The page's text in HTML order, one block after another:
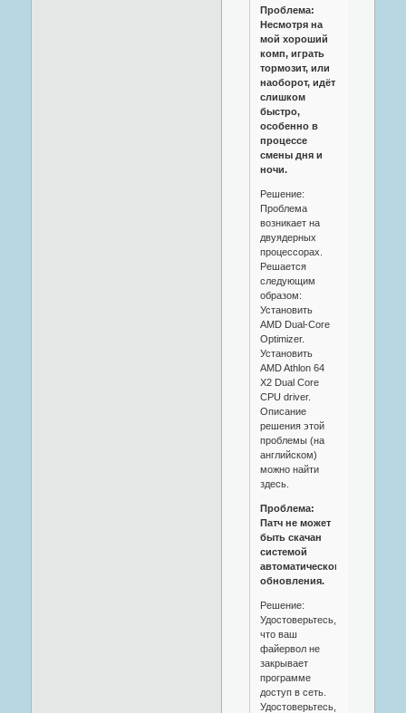
Проблема:
Несмотря на
мой хороший
комп, играть
тормозит, или
наоборот, идёт
слишком
быстро,
особенно в
процессе
смены дня и
ночи.
Решение:
Проблема
возникает на
двуядерных
процессорах.
Решается
следующим
образом:
Установить
AMD Dual-Core
Optimizer.
Установить
AMD Athlon 64
X2 Dual Core
CPU driver.
Описание
решения этой
проблемы (на
английском)
можно найти
здесь.
Проблема:
Патч не может
быть скачан
системой
автоматического
обновления.
Решение:
Удостоверьтесь,
что ваш
файервол не
закрывает
программе
доступ в сеть.
Удостоверьтесь,